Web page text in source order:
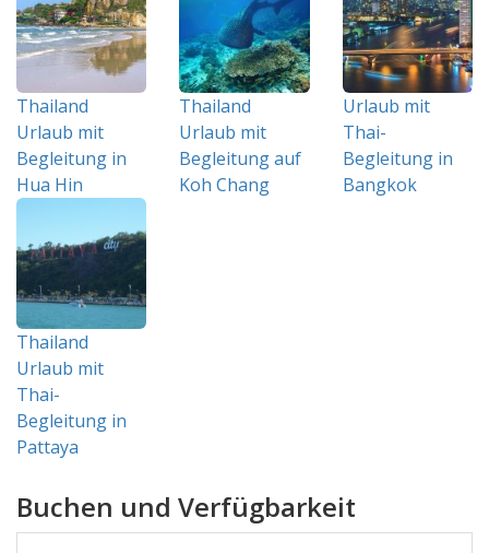
Thailand
Urlaub mit
Begleitung in
Hua Hin
Thailand
Urlaub mit
Begleitung auf
Koh Chang
Urlaub mit
Thai-
Begleitung in
Bangkok
Thailand
Urlaub mit
Thai-
Begleitung in
Pattaya
Buchen und Verfügbarkeit